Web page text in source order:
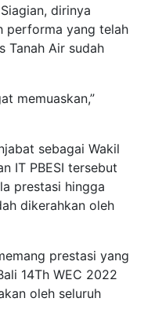
dirinya
performa yang telah
Tanah Air sudah
memuaskan,”
sebagai Wakil
IT PBESI tersebut
prestasi hingga
dikerahkan oleh
prestasi yang
14Th WEC 2022
oleh seluruh